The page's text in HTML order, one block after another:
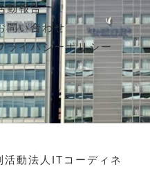
動報告
問い合わせ
ライバシーポリシー
活動法人ITコーディネ